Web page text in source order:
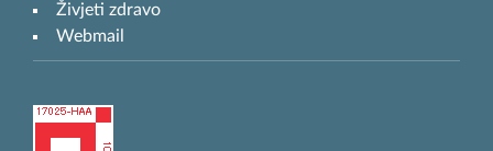
Živjeti zdravo
Webmail